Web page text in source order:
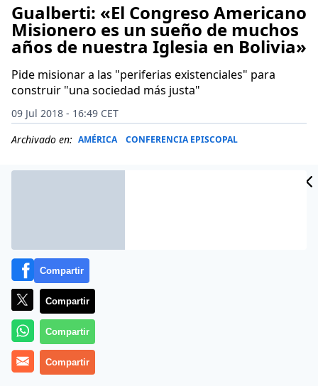
Gualberti: «El Congreso Americano
Misionero es un sueño de muchos
años de nuestra Iglesia en Bolivia»
Pide misionar a las "periferias existenciales" para
construir "una sociedad más justa"
09 Jul 2018 - 16:49 CET
Archivado en: AMÉRICA CONFERENCIA EPISCOPAL
Arranca en Bolivia el
Compartir
Compartir
Compartir
Compartir